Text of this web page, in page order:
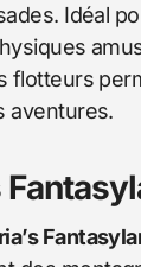
Idéal
flotteurs
aventures.